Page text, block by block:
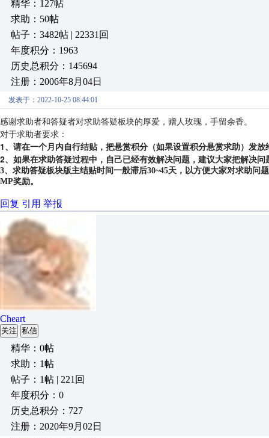
精华：127帖
求助：50帖
帖子：3482帖 | 22331回
年度积分：1963
历史总积分：145694
注册：2006年8月04日
发表于：2022-10-25 08:44:01
感谢求助者和答疑者对求助答疑板块的厚爱，赠人玫瑰，手留余香。
对于求助者要求：
1、请在一个月内自行结贴，把悬赏积分（如果设置积分悬赏求助）发放
2、如果在求助答疑过程中，自己已经有效解决问题，建议大家把解决
3、求助答疑板块版主结贴时间一般滞后30~45天，以方便大家对求助
MP奖励。
回复 引用 举报
Cheart
关注 私信
精华：0帖
求助：1帖
帖子：1帖 | 221回
年度积分：0
历史总积分：727
注册：2020年9月02日